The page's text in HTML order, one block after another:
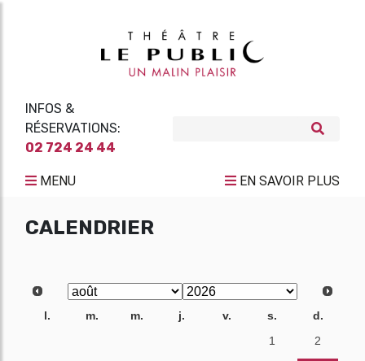
INFOS &
RÉSERVATIONS:
02 724 24 44
MENU EN SAVOIR PLUS
CALENDRIER
l. m. m. j. v. s.
d.
1 2